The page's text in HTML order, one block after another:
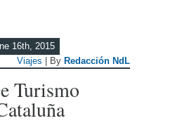
16th, 2015
Viajes | By Redacción NdL
Turismo